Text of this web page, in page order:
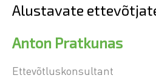
Alustavate
Anton Pratkunas
Ettevõtluskonsultant